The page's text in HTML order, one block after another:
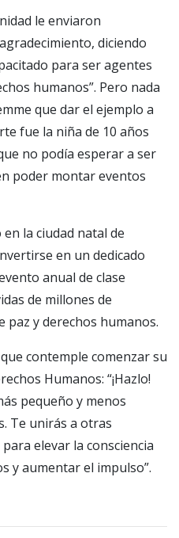
le enviaron
diciendo
para ser agentes
humanos”. Pero nada
que dar el ejemplo a
fue la niña de 10 años
no podía esperar a ser
poder montar eventos
la ciudad natal de
en un dedicado
anual de clase
de millones de
paz y derechos humanos.
contemple comenzar su
Humanos: “¡Hazlo!
pequeño y menos
Te unirás a otras
elevar la consciencia
y aumentar el impulso”.